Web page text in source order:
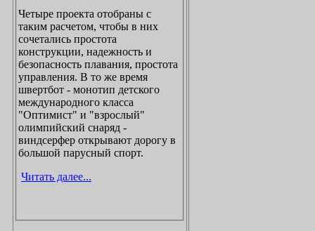
Четыре проекта отобраны с
таким расчетом, чтобы в них
сочетались простота
конструкции, надежность и
безопасность плавания, простота
управления. В то же время
швертбот - монотип детского
международного класса
"Оптимист" и "взрослый"
олимпийский снаряд -
виндсерфер открывают дорогу в
большой парусный спорт.
Читать далее...